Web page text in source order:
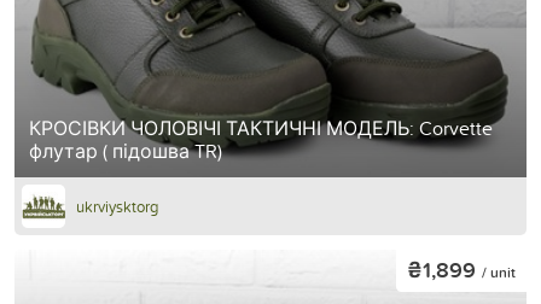
КРОСІВКИ ЧОЛОВІЧІ ТАКТИЧНІ МОДЕЛЬ: Corvette
флутар ( підошва TR)
ukrviysktorg
₴1,899 / unit